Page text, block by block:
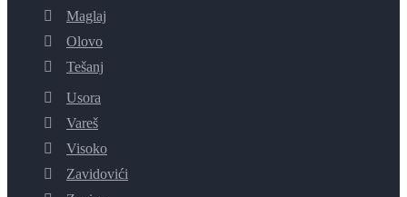
Maglaj
Olovo
Tešanj
Usora
Vareš
Visoko
Zavidovići